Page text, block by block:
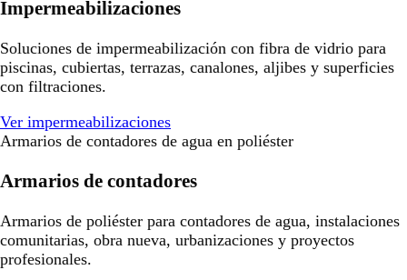
Impermeabilizaciones
Soluciones de impermeabilización con fibra de vidrio para
piscinas, cubiertas, terrazas, canalones, aljibes y superficies
con filtraciones.
Ver impermeabilizaciones
Armarios de contadores de agua en poliéster
Armarios de contadores
Armarios de poliéster para contadores de agua, instalaciones
comunitarias, obra nueva, urbanizaciones y proyectos
profesionales.